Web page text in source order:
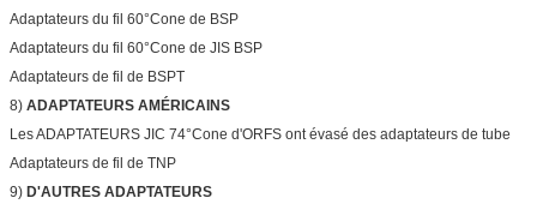
Adaptateurs du fil 60°Cone de BSP
Adaptateurs du fil 60°Cone de JIS BSP
Adaptateurs de fil de BSPT
8) ADAPTATEURS AMÉRICAINS
Les ADAPTATEURS JIC 74°Cone d'ORFS ont évasé des adaptateurs de tube
Adaptateurs de fil de TNP
9) D'AUTRES ADAPTATEURS